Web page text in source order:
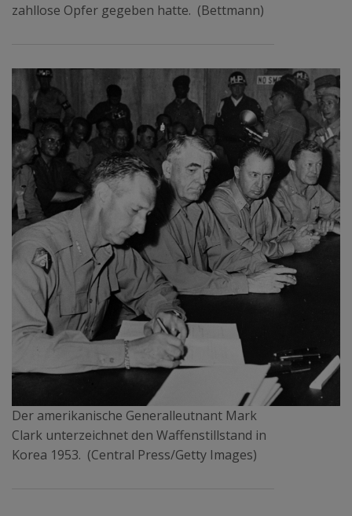
zahllose Opfer gegeben hatte. (Bettmann)
Der amerikanische Generalleutnant Mark
Clark unterzeichnet den Waffenstillstand in
Korea 1953. (Central Press/Getty Images)